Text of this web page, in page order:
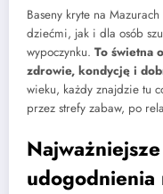
Baseny kryte na
dziećmi, jak i dla osób
wypoczynku. To świetna
zdrowie, kondycję i
wieku, każdy znajdzie tu
przez strefy zabaw, po
udogodnienia